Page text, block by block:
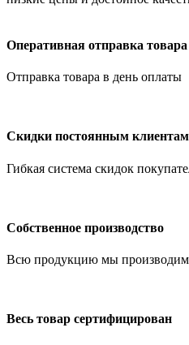
Оперативная отправка товара
Отправка товара в день оплаты
Скидки постоянным клиентам
Гибкая система скидок
Собственное производство
Всю продукцию мы
Весь товар сертифицирован